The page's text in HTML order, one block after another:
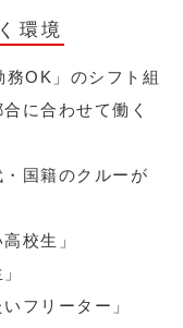
環境
OK」のシフト組
に合わせて働く
国籍のクルーが
校生」
フリーター」